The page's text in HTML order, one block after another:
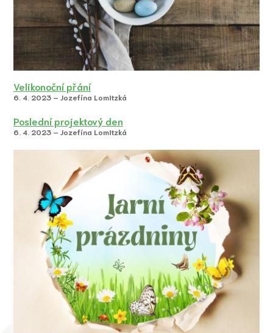
Velikonoční přání
6. 4. 2023 – Jozefína Lomitzká
Poslední projektový den
6. 4. 2023 – Jozefína Lomitzká